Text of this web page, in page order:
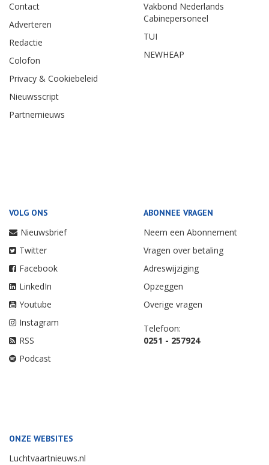
Contact
Adverteren
Redactie
Colofon
Privacy & Cookiebeleid
Nieuwsscript
Partnernieuws
Vakbond Nederlands
Cabinepersoneel
TUI
NEWHEAP
VOLG ONS
Nieuwsbrief
Twitter
Facebook
LinkedIn
Youtube
Instagram
RSS
Podcast
ABONNEE VRAGEN
Neem een Abonnement
Vragen over betaling
Adreswijziging
Opzeggen
Overige vragen
Telefoon:
0251 - 257924
ONZE WEBSITES
Luchtvaartnieuws.nl